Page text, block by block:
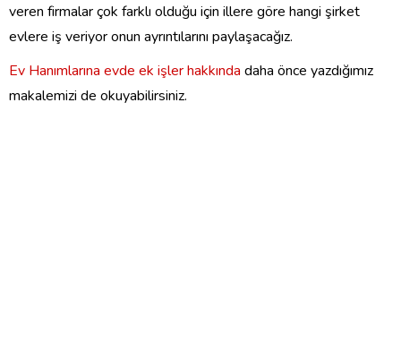
veren firmalar çok farklı olduğu için illere göre hangi şirket
evlere iş veriyor onun ayrıntılarını paylaşacağız.
Ev Hanımlarına evde ek işler hakkında daha önce yazdığımız
makalemizi de okuyabilirsiniz.